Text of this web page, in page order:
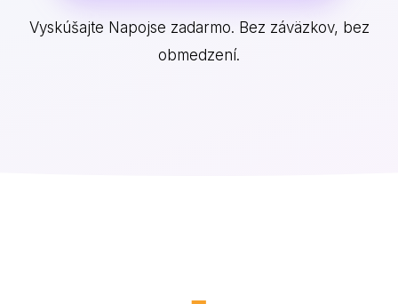
Vyskúšajte Napojse zadarmo. Bez záväzkov, bez
obmedzení.